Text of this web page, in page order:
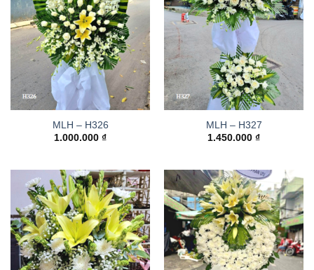
MLH – H326
1.000.000 ₫
MLH – H327
1.450.000 ₫